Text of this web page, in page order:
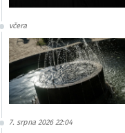
včera
7. srpna 2026 22:04